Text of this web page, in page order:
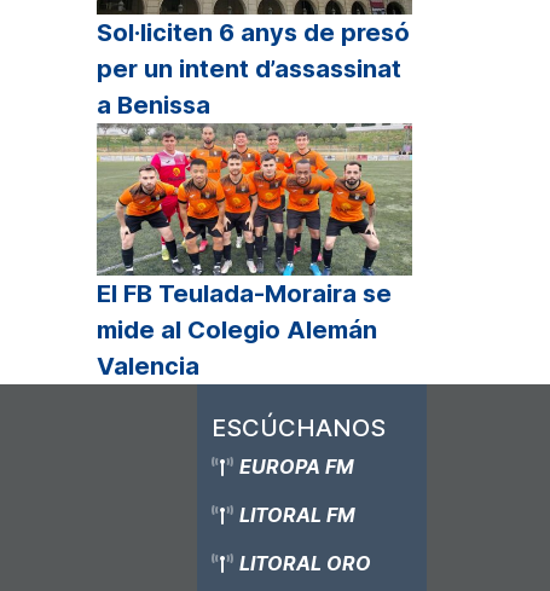
Sol·liciten 6 anys de presó
per un intent d’assassinat
a Benissa
El FB Teulada-Moraira se
mide al Colegio Alemán
Valencia
ESCÚCHANOS
EUROPA FM
LITORAL FM
LITORAL ORO